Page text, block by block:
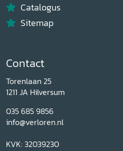
Catalogus
Sitemap
Contact
Torenlaan 25
1211 JA Hilversum
035 685 9856
info@verloren.nl
KVK: 32039230